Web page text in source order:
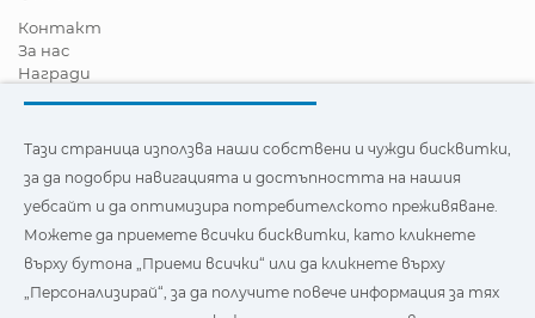
Контакт
За нас
Награди
Станете дистрибутор
Новини
Видеа
FAQ - Често задавани въпроси
Тази страница използва наши собствени и бисквитки на
трети страни, за да подобри навигацията и
достъпността на нашия уебсайт и да оптимизира
Тази страница използва наши собствени и чужди бисквитки,
за да подобри навигацията и достъпността на нашия
уебсайт и да оптимизира потребителското преживяване.
Можете да приемете всички бисквитки, като кликнете
върху бутона „Приеми всички“ или да кликнете върху
„Персонализирай“, за да получите повече информация за тях